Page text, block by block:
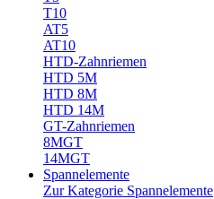
T10
AT5
AT10
HTD-Zahnriemen
HTD 5M
HTD 8M
HTD 14M
GT-Zahnriemen
8MGT
14MGT
Spannelemente
Zur Kategorie Spannelemente